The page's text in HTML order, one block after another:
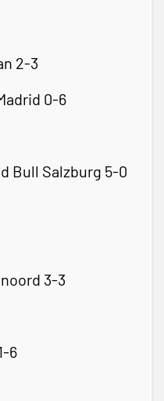
2-3
0-6
Bull Salzburg 5-0
3-3
6